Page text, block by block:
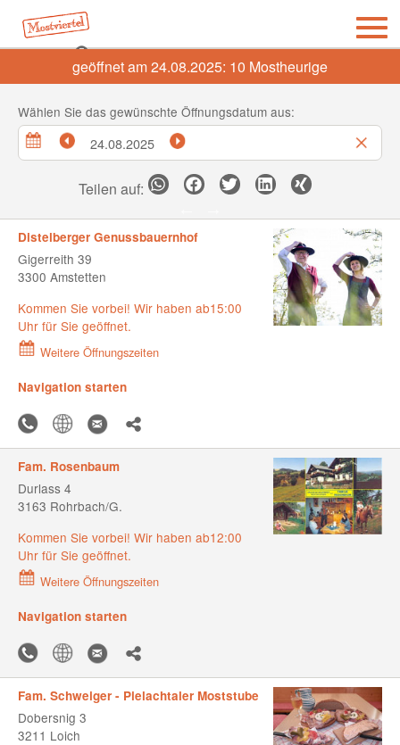
geöffnet am 24.08.2025: 10 Mostheurige
Wählen Sie das gewünschte Öffnungsdatum aus:
Teilen auf:
Distelberger Genussbauernhof
Gigerreith 39
3300 Amstetten
Kommen Sie vorbei! Wir haben ab15:00
Uhr für Sie geöffnet.
Weitere Öffnungszeiten
Navigation starten
Fam. Rosenbaum
Durlass 4
3163 Rohrbach/G.
Kommen Sie vorbei! Wir haben ab12:00
Uhr für Sie geöffnet.
Weitere Öffnungszeiten
Navigation starten
Fam. Schweiger - Pielachtaler Moststube
Dobersnig 3
3211 Loich